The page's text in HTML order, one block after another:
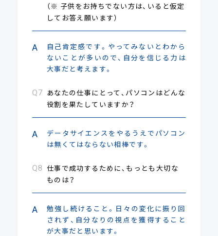
（※ 子供をお持ちでない方は、いると仮定
してお答え願います）
自己肯定感です。やってみないとわから
ないことが多いので、自分を信じる力は
大事だと考えます。
あなたの仕事にとって、パソコンはどんな
役割を果たしていますか？
データサイエンスをやるうえでパソコン
は無くてはならない相棒です。
仕事で成功するために、もっとも大切な
ものは？
勉強し続けること。日々の変化に振り回
されず、自分なりの視点を獲得すること
が大事だと思います。